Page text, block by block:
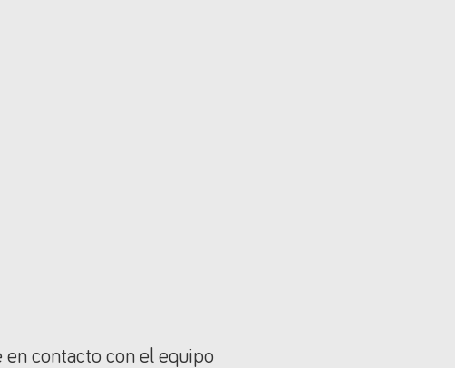
contacto con el equipo